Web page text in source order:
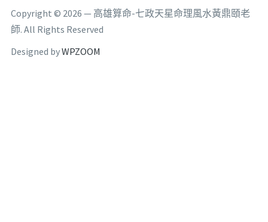
Copyright © 2026 — 高雄算命-七政天星命理風水黃鼎頤老
師. All Rights Reserved
Designed byWPZOOM